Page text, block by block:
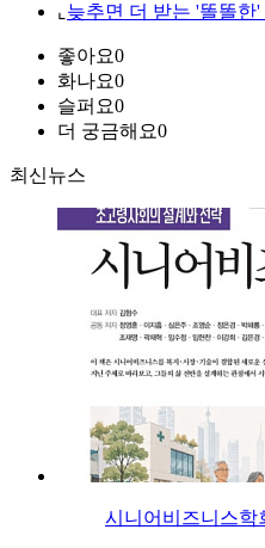
⌞ 늦추면 더 받는 '똘똘한'
좋아요0
화나요0
슬퍼요0
더 궁금해요0
최신뉴스
시니어비즈니스학